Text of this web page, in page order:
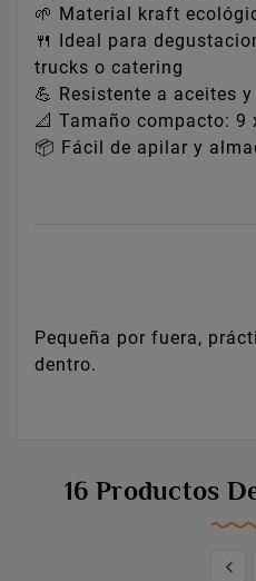
🌱 Material kraft
🍴 Ideal para
trucks o catering
💪 Resistente a aceites
📐 Tamaño compacto: 9
📦 Fácil de apilar y
Pequeña por fuera,
dentro.
16 Productos
